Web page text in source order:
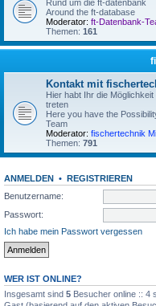
Rund um die ft-datenbank
Around the ft-database
Moderator: ft-Datenbank-
Themen: 161
Kontakt mit
Hier habt Ihr die
treten
Here you have the
Team
Moderator: fischertechnik
Themen: 791
ANMELDEN • REGISTRIEREN
Benutzername:
Passwort:
Ich habe mein Passwort vergessen
WER IST ONLINE?
Insgesamt sind 5 Besucher online :: 4